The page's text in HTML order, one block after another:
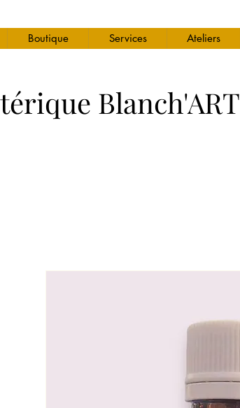
Boutique Services Ateliers
Blanch'ART